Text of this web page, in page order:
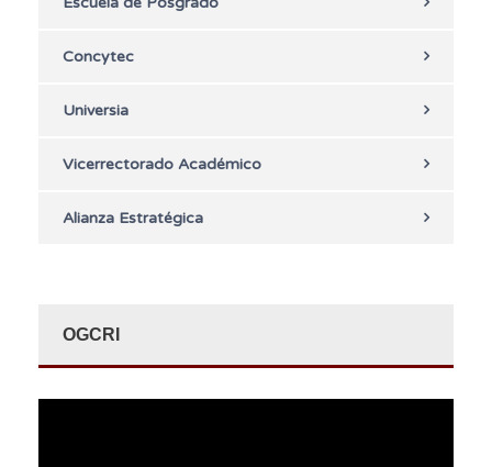
Concytec
Universia
Vicerrectorado Académico
Alianza Estratégica
OGCRI